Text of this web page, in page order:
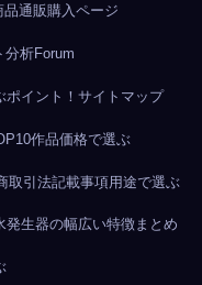
通販購入ページ
分析Forum
イント！ サイトマップ
作品価格で選ぶ
取引法記載事項用途で選ぶ
生器の幅広い特徴まとめ